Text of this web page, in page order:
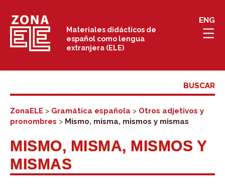
contenido
Materiales didácticos de
español como lengua
extranjera (ELE)
ENG
ZonaELE > Gramática española > Otros adjetivos y
pronombres > Mismo, misma, mismos y mismas
MISMO, MISMA, MISMOS Y
MISMAS